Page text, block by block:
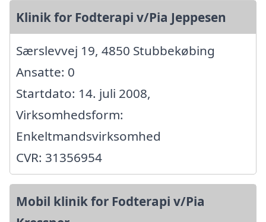
Klinik for Fodterapi v/Pia Jeppesen
Særslevvej 19, 4850 Stubbekøbing
Ansatte: 0
Startdato: 14. juli 2008,
Virksomhedsform:
Enkeltmandsvirksomhed
CVR: 31356954
Mobil klinik for Fodterapi v/Pia